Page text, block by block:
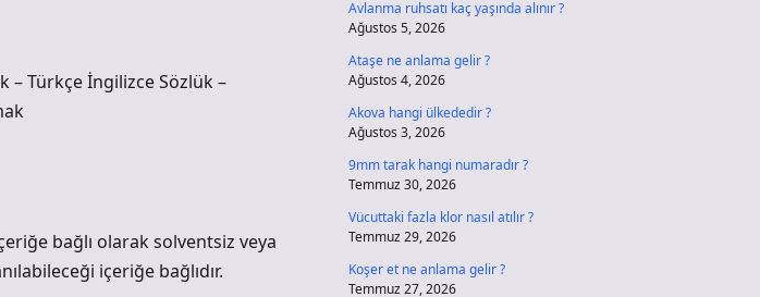
– Türkçe İngilizce Sözlük –
bağlı olarak solventsiz veya
içeriğe bağlıdır.
Avlanma ruhsatı kaç yaşında alınır ?
Ağustos 5, 2026
Ataşe ne anlama gelir ?
Ağustos 4, 2026
Akova hangi ülkededir ?
Ağustos 3, 2026
9mm tarak hangi numaradır ?
Temmuz 30, 2026
Vücuttaki fazla klor nasıl atılır ?
Temmuz 29, 2026
Koşer et ne anlama gelir ?
Temmuz 27, 2026